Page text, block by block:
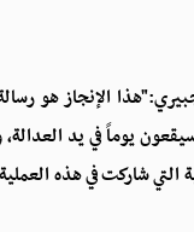
الإنجاز هو
يوماً في يد
التي شاركت في هذه